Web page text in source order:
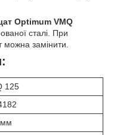
Optimum VMQ
сталі. При
можна замінити.
125